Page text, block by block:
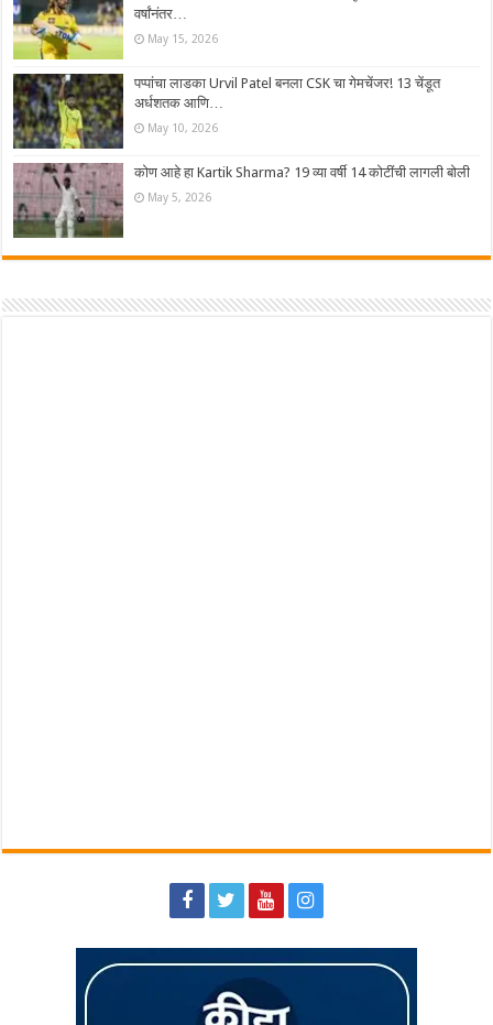
वर्षांनंतर…
May 15, 2026
पप्पांचा लाडका Urvil Patel बनला CSK चा गेमचेंजर! 13 चेंडूत
अर्धशतक आणि…
May 10, 2026
कोण आहे हा Kartik Sharma? 19 व्या वर्षी 14 कोटींची लागली बोली
May 5, 2026